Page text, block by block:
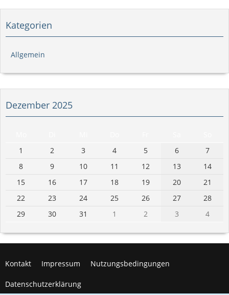
Kategorien
Allgemein
Dezember 2025
1
2 3 4 5 6
7
8
9 10 11 12 13
14
15
16 17 18 19 20
21
22
23 24 25 26 27
28
29
30 31 1 2 3 4
Kontakt Impressum Nutzungsbedingungen
Datenschutzerklärung